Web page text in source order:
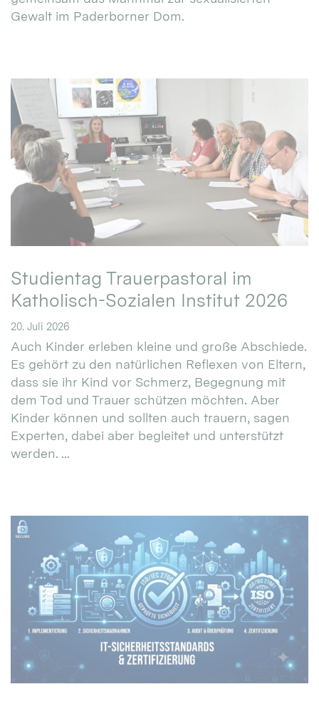
Gewalt im Paderborner Dom.
Studientag Trauerpastoral im
Katholisch-Sozialen Institut 2026
20. Juli 2026
Auch Kinder erleben kleine und große Abschiede.
Es gehört zu den natürlichen Reflexen von Eltern,
dass sie ihr Kind vor Schmerz, Begegnung mit
dem Tod und Trauer schützen möchten. Aber
Kinder können und sollten auch trauern, sagen
Experten, dabei aber begleitet und unterstützt
werden. ...